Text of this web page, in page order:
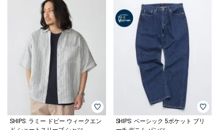
SHIPS: ラミー ドビー ウィークエン
SHIPS: ベーシック 5ポケット ブリ